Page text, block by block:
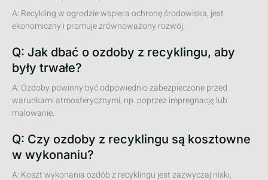
A: Recykling w ogrodzie wspiera ochronę środowiska, jest
ekonomiczny i promuje zrównoważony rozwój.
Q: Jak dbać o ozdoby z recyklingu, aby
były trwałe?
A: Ozdoby powinny być odpowiednio zabezpieczone przed
warunkami atmosferycznymi, np. poprzez impregnację lub
malowanie.
Q: Czy ozdoby z recyklingu są kosztowne
w wykonaniu?
A: Koszt wykonania ozdób z recyklingu jest zazwyczaj niski,